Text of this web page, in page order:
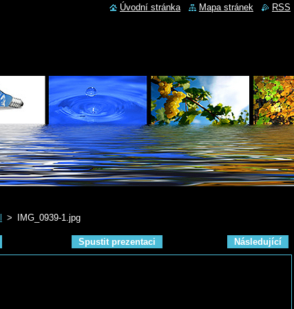
> IMG_0939-1.jpg
Spustit prezentaci Následující
Úvodní stránka Mapa stránek RSS